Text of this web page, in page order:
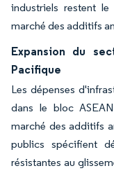
industriels restent
marché des additifs
Expansion du
Pacifique
Les dépenses
dans le bloc
marché des additifs
publics spécifient
résistantes au